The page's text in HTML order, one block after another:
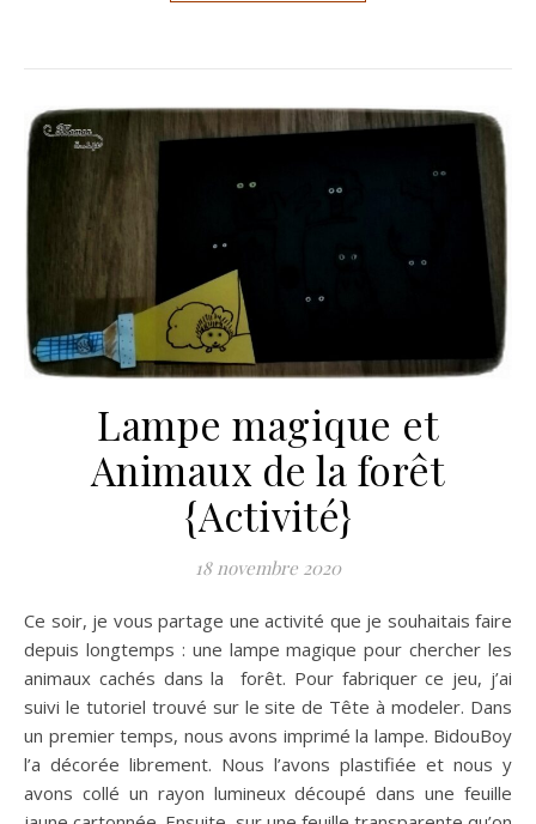
Lampe magique et
Animaux de la forêt
{Activité}
18 novembre 2020
Ce soir, je vous partage une activité que je souhaitais faire
depuis longtemps : une lampe magique pour chercher les
animaux cachés dans la forêt. Pour fabriquer ce jeu, j’ai
suivi le tutoriel trouvé sur le site de Tête à modeler. Dans
un premier temps, nous avons imprimé la lampe. BidouBoy
l’a décorée librement. Nous l’avons plastifiée et nous y
avons collé un rayon lumineux découpé dans une feuille